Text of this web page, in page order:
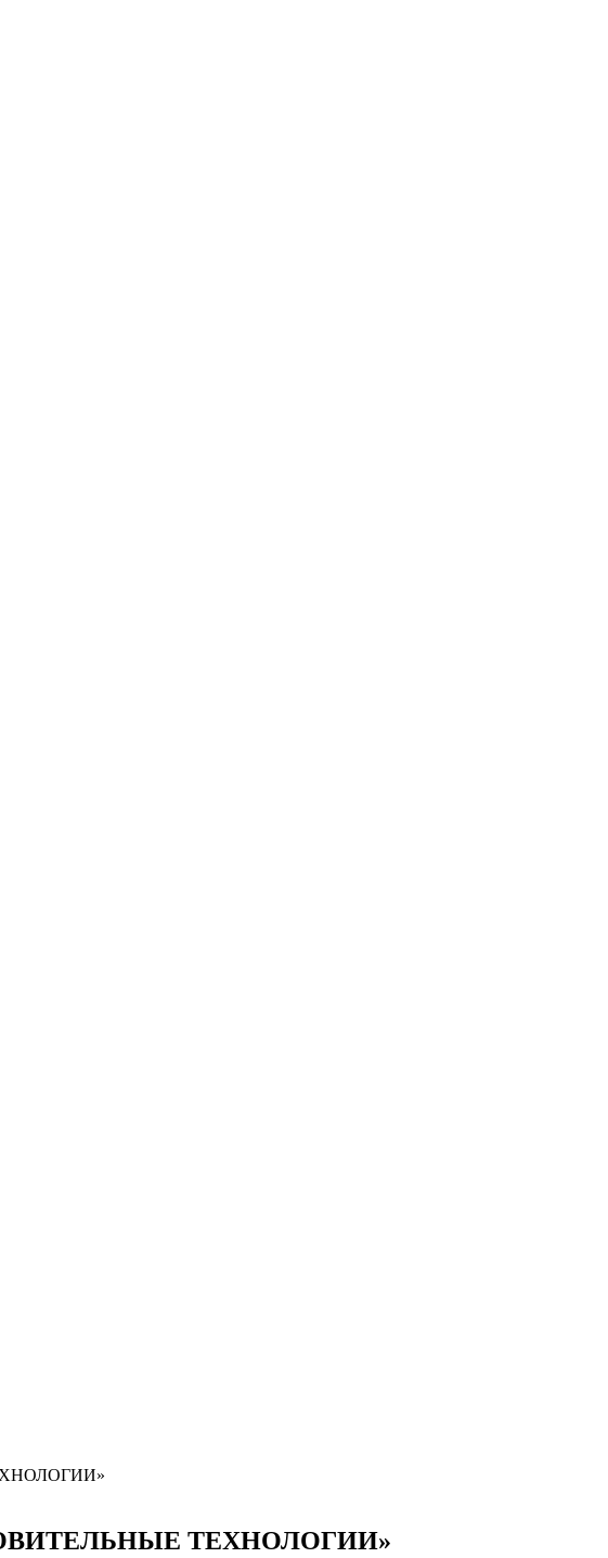
ТЕХНОЛОГИИ»